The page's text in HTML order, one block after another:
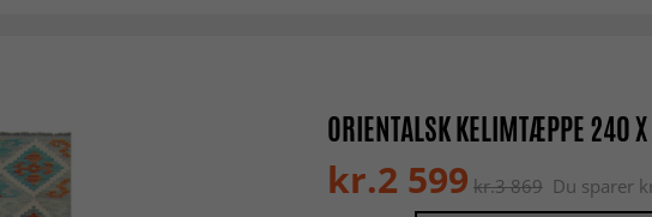
ORIENTALSK KELIMTÆPPE 240
kr.2 599 kr.3 869Du sparer